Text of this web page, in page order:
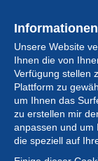
Unsere Website
Ihnen die von
Verfügung stellen
Plattform zu
um Ihnen das
zu erstellen mir
anpassen und um
die speziell auf
Sammlung